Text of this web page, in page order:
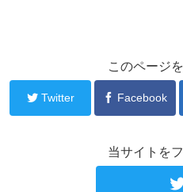
このページ
Twitter Facebook
当サイトを